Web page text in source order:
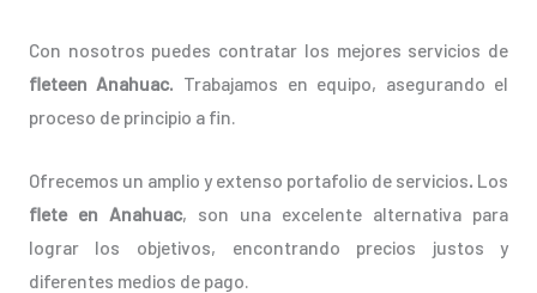
Con nosotros puedes contratar los mejores servicios de
fleteen Anahuac. Trabajamos en equipo, asegurando el
proceso de principio a fin.
Ofrecemos un amplio y extenso portafolio de servicios. Los
flete en Anahuac, son una excelente alternativa para
lograr los objetivos, encontrando precios justos y
diferentes medios de pago.